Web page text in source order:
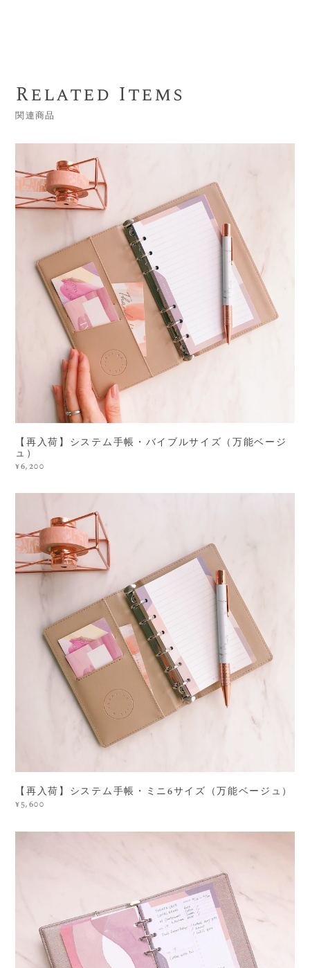
Related Items
関連商品
【再入荷】システム手帳・バイブルサイズ（万能ベージ
ュ）
¥6,200
【再入荷】システム手帳・ミニ6サイズ（万能ベージュ）
¥5,600